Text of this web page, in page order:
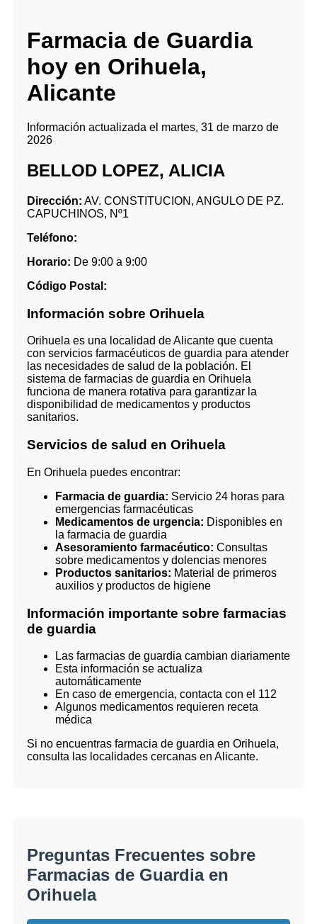
Farmacia de Guardia
hoy en Orihuela,
Alicante
Información actualizada el martes, 31 de marzo de
2026
BELLOD LOPEZ, ALICIA
Dirección: AV. CONSTITUCION, ANGULO DE PZ.
CAPUCHINOS, Nº1
Teléfono:
Horario: De 9:00 a 9:00
Código Postal:
Información sobre Orihuela
Orihuela es una localidad de Alicante que cuenta
con servicios farmacéuticos de guardia para atender
las necesidades de salud de la población. El
sistema de farmacias de guardia en Orihuela
funciona de manera rotativa para garantizar la
disponibilidad de medicamentos y productos
sanitarios.
Servicios de salud en Orihuela
En Orihuela puedes encontrar:
Farmacia de guardia: Servicio 24 horas para
emergencias farmacéuticas
Medicamentos de urgencia: Disponibles en
la farmacia de guardia
Asesoramiento farmacéutico: Consultas
sobre medicamentos y dolencias menores
Productos sanitarios: Material de primeros
auxilios y productos de higiene
Información importante sobre farmacias
de guardia
Las farmacias de guardia cambian diariamente
Esta información se actualiza
automáticamente
En caso de emergencia, contacta con el 112
Algunos medicamentos requieren receta
médica
Si no encuentras farmacia de guardia en Orihuela,
consulta las localidades cercanas en Alicante.
Preguntas Frecuentes sobre
Farmacias de Guardia en
Orihuela